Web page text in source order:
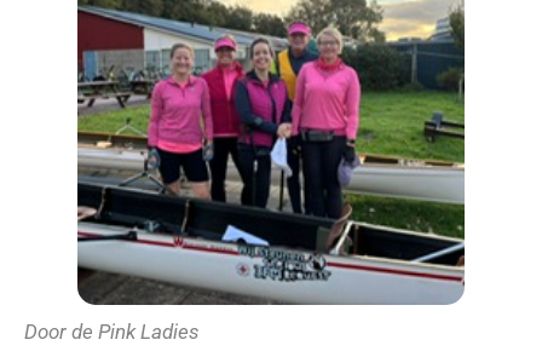
Door de Pink Ladies